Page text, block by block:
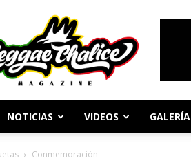
Periodismo
y
Cultura
Reggae
NOTICIAS VIDEOS GALERÍA
Conmemoración